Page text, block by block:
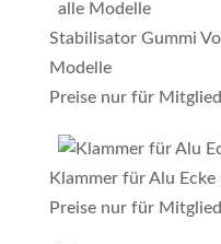
Stabilisator Gummi
Modelle
Preise nur für
Klammer für Alu
Preise nur für